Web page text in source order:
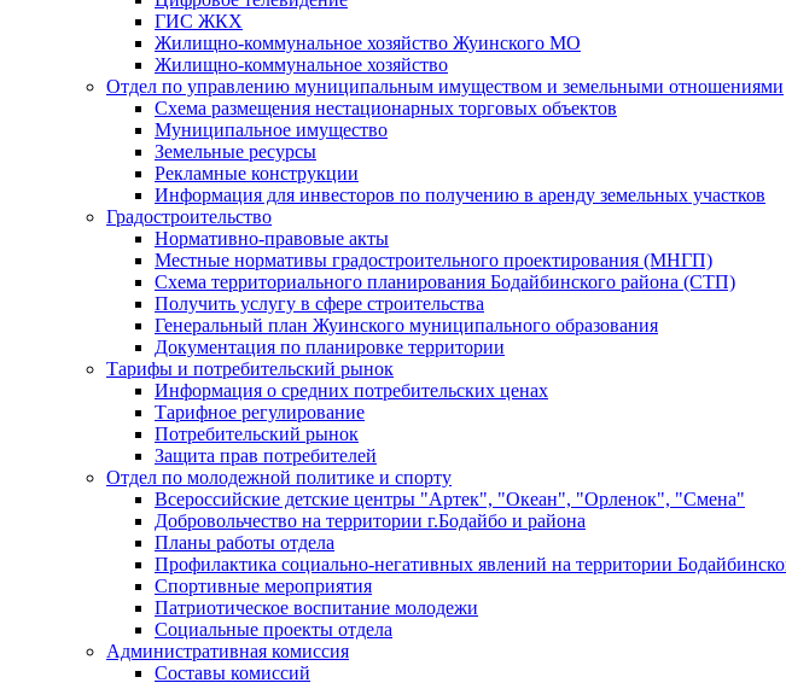
ГИС ЖКХ
Жилищно-коммунальное хозяйство Жуинского МО
Жилищно-коммунальное хозяйство
Отдел по управлению муниципальным имуществом и земельными отношениями
Схема размещения нестационарных торговых объектов
Муниципальное имущество
Земельные ресурсы
Рекламные конструкции
Информация для инвесторов по получению в аренду земельных участков
Градостроительство
Нормативно-правовые акты
Местные нормативы градостроительного проектирования (МНГП)
Схема территориального планирования Бодайбинского района (СТП)
Получить услугу в сфере строительства
Генеральный план Жуинского муниципального образования
Документация по планировке территории
Тарифы и потребительский рынок
Информация о средних потребительских ценах
Тарифное регулирование
Потребительский рынок
Защита прав потребителей
Отдел по молодежной политике и спорту
Всероссийские детские центры "Артек", "Океан", "Орленок", "Смена"
Добровольчество на территории г.Бодайбо и района
Планы работы отдела
Профилактика социально-негативных явлений на территории
Спортивные мероприятия
Патриотическое воспитание молодежи
Социальные проекты отдела
Административная комиссия
Составы комиссий